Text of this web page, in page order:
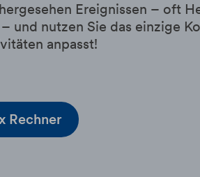
Ereignissen – oft
nutzen Sie das einzige
anpasst!
Rechner